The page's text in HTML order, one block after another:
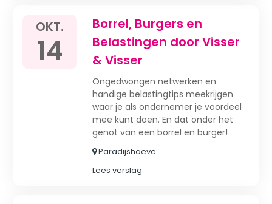
OKT.
14
Borrel, Burgers en
Belastingen door Visser
& Visser
Ongedwongen netwerken en
handige belastingtips meekrijgen
waar je als ondernemer je voordeel
mee kunt doen. En dat onder het
genot van een borrel en burger!
Paradijshoeve
Lees verslag